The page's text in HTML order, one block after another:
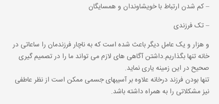
– کم شدن ارتباط با خویشاوندان و همسایگان
– تک فرزندی
و هزار و یک عامل دیگر باعث شده است که به ناچار فرزندمان را ساعاتی در
خانه تنها بگذاریم.داشتن آگاهی های لازم می تواند ما را در تصمیم گیری
صحیح در این زمینه یاری نماید.
تنها بودن فرزند درخانه علاوه بر آسیبهای جسمی ممکن است از نظر عاطفی
نیز مشکلاتی را به همراه داشته باشد.